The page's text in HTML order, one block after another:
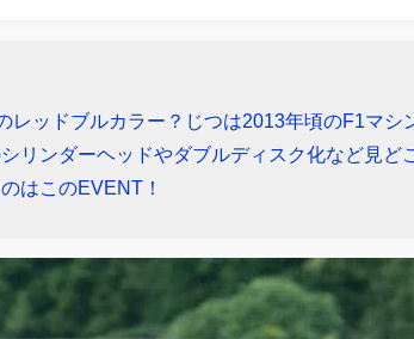
レッドブルカラー？じつは2013年頃のF1マシ
リンダーヘッドやダブルディスク化など見ど
はこのEVENT！